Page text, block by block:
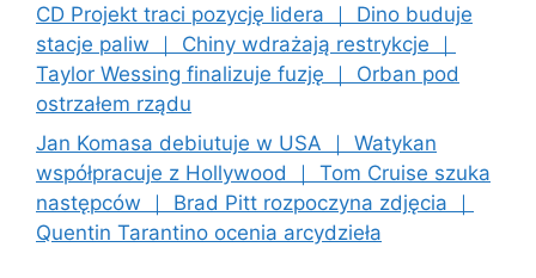
CD Projekt traci pozycję lidera ｜ Dino buduje
stacje paliw ｜ Chiny wdrażają restrykcje ｜
Taylor Wessing finalizuje fuzję ｜ Orban pod
ostrzałem rządu
Jan Komasa debiutuje w USA ｜ Watykan
współpracuje z Hollywood ｜ Tom Cruise szuka
następców ｜ Brad Pitt rozpoczyna zdjęcia ｜
Quentin Tarantino ocenia arcydzieła